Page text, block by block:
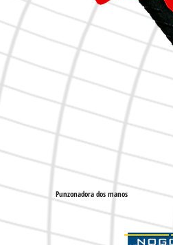
Punzonadora dos manos